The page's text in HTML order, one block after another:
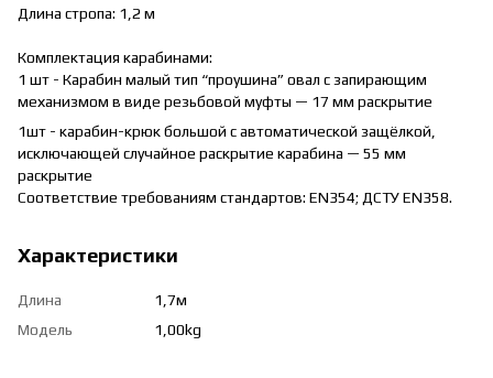
Длина стропа: 1,2 м
Комплектация карабинами:
1 шт - Карабин малый тип “проушина” овал с запирающим
механизмом в виде резьбовой муфты — 17 мм раскрытие
1шт - карабин-крюк большой с автоматической защёлкой,
исключающей случайное раскрытие карабина — 55 мм
раскрытие
Соответствие требованиям стандартов: EN354; ДСТУ EN358.
Характеристики
Длина
1,7м
Модель
1,00kg